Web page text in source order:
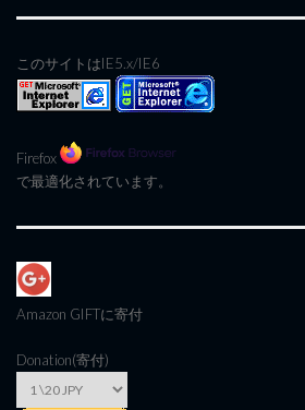
このサイトはIE5.x/IE6
Firefox
で最適化されています。
Amazon GIFTに寄付
Donation(寄付)